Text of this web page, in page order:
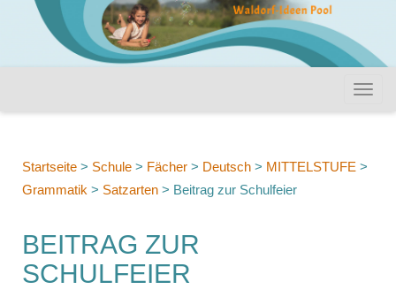
Startseite > Schule > Fächer > Deutsch > MITTELSTUFE >
Grammatik > Satzarten > Beitrag zur Schulfeier
BEITRAG ZUR
SCHULFEIER